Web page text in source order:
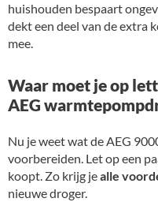
huishouden bespaart
dekt een deel van de extra
mee.
Waar moet je op
AEG
Nu je weet wat de AEG
voorbereiden. Let op een
koopt. Zo krijg jealle
nieuwe droger.